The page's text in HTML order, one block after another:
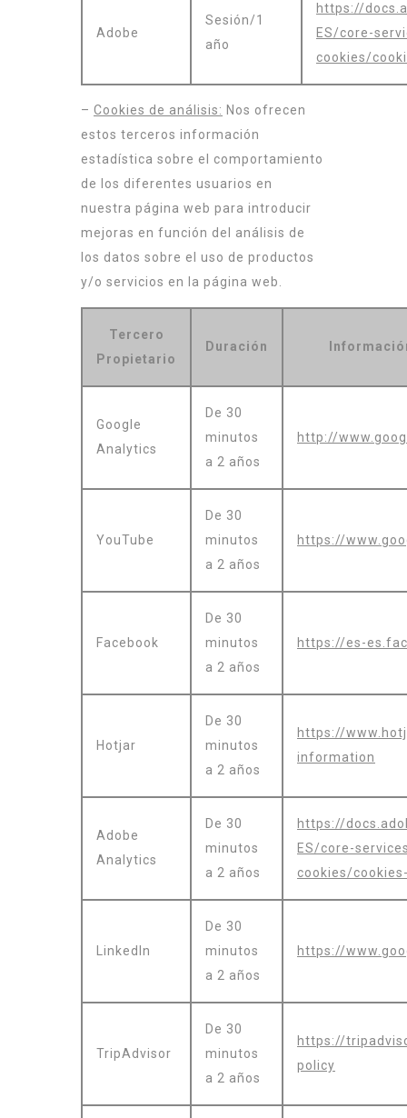
Adobe
Sesión/1
año
https://
ES/core-
cookies/
– Cookies de análisis: Nos ofrecen
estos terceros información
estadística sobre el comportamiento
de los diferentes usuarios en
nuestra página web para introducir
mejoras en función del análisis de
los datos sobre el uso de productos
y/o servicios en la página web.
Tercero
Propietario
Duración
Google
Analytics
De 30
minutos
a 2 años
http://
YouTube
De 30
minutos
a 2 años
https://
Facebook
De 30
minutos
a 2 años
https://es-
Hotjar
De 30
minutos
a 2 años
https://
information
Adobe
Analytics
De 30
minutos
a 2 años
https://
ES/core-
cookies/
LinkedIn
De 30
minutos
a 2 años
https://
TripAdvisor
De 30
minutos
a 2 años
https://
policy